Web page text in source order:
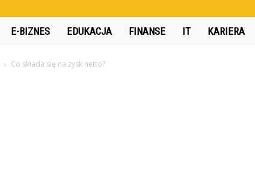
360interactive.pl
E-BIZNES EDUKACJA FINANSE IT KARIERA
Co składa się na zysk netto?